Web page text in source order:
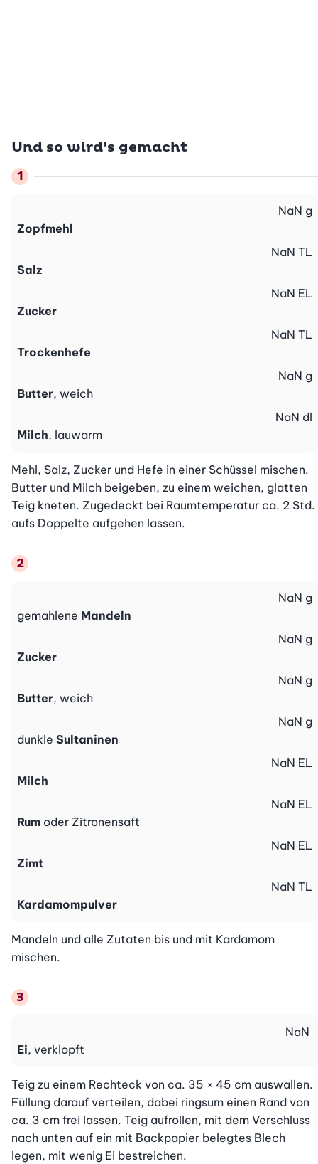
Und so wird’s gemacht
Zopfmehl
NaN g
Salz
NaN TL
Zucker
NaN EL
Trockenhefe
NaN TL
Butter, weich
NaN g
Milch, lauwarm
NaN dl
Mehl, Salz, Zucker und Hefe in einer Schüssel mischen.
Butter und Milch beigeben, zu einem weichen, glatten
Teig kneten. Zugedeckt bei Raumtemperatur ca. 2 Std.
aufs Doppelte aufgehen lassen.
gemahlene Mandeln
NaN g
Zucker
NaN g
Butter, weich
NaN g
dunkle Sultaninen
NaN g
Milch
NaN EL
Rum oder Zitronensaft
NaN EL
Zimt
NaN EL
Kardamompulver
NaN TL
Mandeln und alle Zutaten bis und mit Kardamom
mischen.
Ei, verklopft
NaN
Teig zu einem Rechteck von ca. 35 × 45 cm auswallen.
Füllung darauf verteilen, dabei ringsum einen Rand von
ca. 3 cm frei lassen. Teig aufrollen, mit dem Verschluss
nach unten auf ein mit Backpapier belegtes Blech
legen, mit wenig Ei bestreichen.